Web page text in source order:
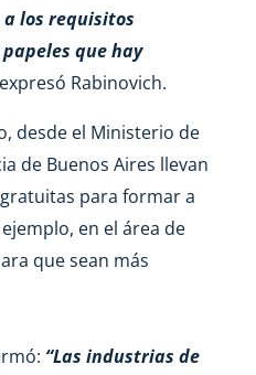
los requisitos
que hay
Rabinovich.
desde el Ministerio de
de Buenos Aires llevan
para formar a
en el área de
que sean más
“Las industrias de